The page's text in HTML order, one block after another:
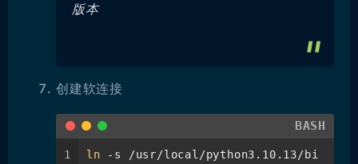
版本
创建软连接
BASH
1 ln -s /usr/local/python3.10.13/bi